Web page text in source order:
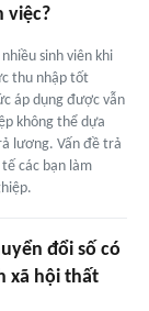
việc?
sinh viên khi
thu nhập tốt
áp dụng được vẫn
không thể dựa
lương. Vấn đề trả
các bạn làm
đổi số có
xã hội thất